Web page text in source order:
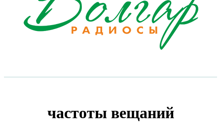
частоты вещаний